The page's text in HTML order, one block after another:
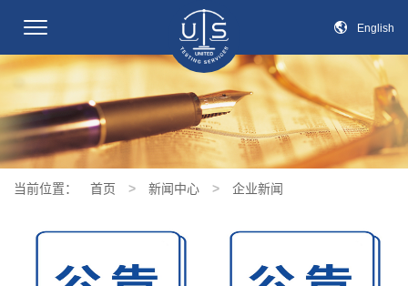
English
切
换
导
航
当前位置： 首页 > 新闻中心 > 企业新闻